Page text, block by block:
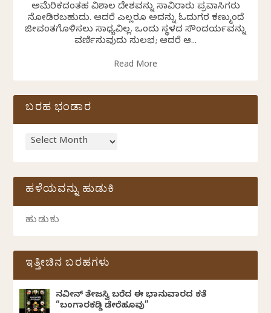
ಅಮೆರಿಕದಂತಹ ವಿಶಾಲ ದೇಶವನ್ನು ಸಾವಿರಾರು ಪ್ರವಾಸಿಗರು
ನೋಡಿರಬಹುದು. ಆದರೆ ಎಲ್ಲರೂ ಅದನ್ನು ಓದುಗರ ಕಣ್ಮುಂದೆ
ಜೀವಂತಗೊಳಿಸಲು ಸಾಧ್ಯವಿಲ್ಲ. ಒಂದು ಸ್ಥಳದ ಸೌಂದರ್ಯವನ್ನು
ವರ್ಣಿಸುವುದು ಸುಲಭ; ಆದರೆ ಆ...
Read More
ಬರಹ ಭಂಡಾರ
ಹಳೆಯವನ್ನು ಹುಡುಕಿ
ಇತ್ತೀಚಿನ ಬರಹಗಳು
ನವೀನ್‌ ತೇಜಸ್ವಿ ಬರೆದ ಈ ಭಾನುವಾರದ ಕತೆ
“ಬಂಗಾರಕಡ್ಡಿ ಡೇರೆಹೂವು”